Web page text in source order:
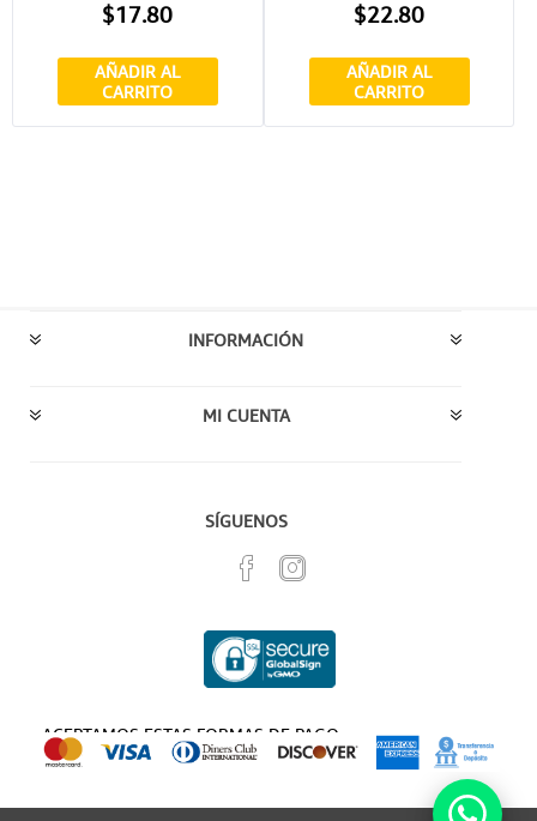
$17.80
AÑADIR AL
CARRITO
$22.80
AÑADIR AL
CARRITO
INFORMACIÓN
MI CUENTA
SÍGUENOS
ACEPTAMOS ESTAS FORMAS DE PAGO